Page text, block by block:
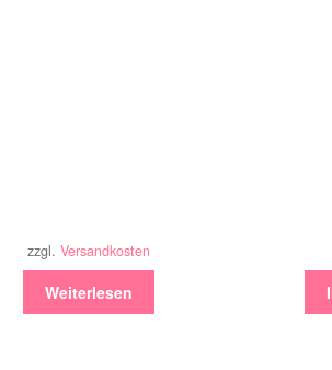
zzgl.Versandkosten
Weiterlesen